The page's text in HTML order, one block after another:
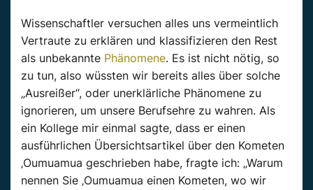
Wissenschaftler versuchen alles uns vermeintlich
Vertraute zu erklären und klassifizieren den Rest
als unbekannte Phänomene. Es ist nicht nötig, so
zu tun, also wüssten wir bereits alles über solche
„Ausreißer“, oder unerklärliche Phänomene zu
ignorieren, um unsere Berufsehre zu wahren. Als
ein Kollege mir einmal sagte, dass er einen
ausführlichen Übersichtsartikel über den Kometen
‚Oumuamua geschrieben habe, fragte ich: „Warum
nennen Sie ‚Oumuamua einen Kometen, wo wir